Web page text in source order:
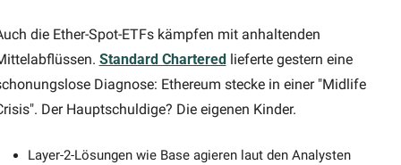
die Ether-Spot-ETFs kämpfen mit anhaltenden
Standard Chartered
lieferte gestern eine
Diagnose: Ethereum stecke in einer "Midlife
Der Hauptschuldige? Die eigenen Kinder.
Layer-2-Lösungen wie Base agieren laut den Analysten